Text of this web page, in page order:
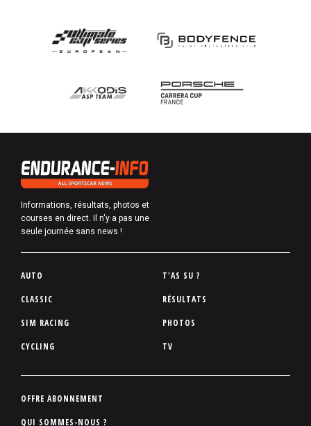
Informations, résultats, photos et
courses en direct. Il n'y a pas une
seule journée sans news !
P
d
d
p
AUTO
CLASSIC
SIM RACING
CYCLING
T'AS SU ?
RÉSULTATS
PHOTOS
TV
P
OFFRE ABONNEMENT
QUI SOMMES-NOUS ?